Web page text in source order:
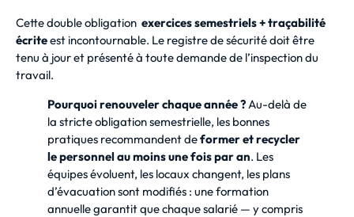
Cette double obligation exercices semestriels + traçabilité
écriteest incontournable. Le registre de sécurité doit être
tenu à jour et présenté à toute demande de l’inspection du
travail.
Pourquoi renouveler chaque année ? Au-delà de
la stricte obligation semestrielle, les bonnes
pratiques recommandent deformer et recycler
le personnel au moins une fois par an. Les
équipes évoluent, les locaux changent, les plans
d’évacuation sont modifiés : une formation
annuelle garantit que chaque salarié — y compris